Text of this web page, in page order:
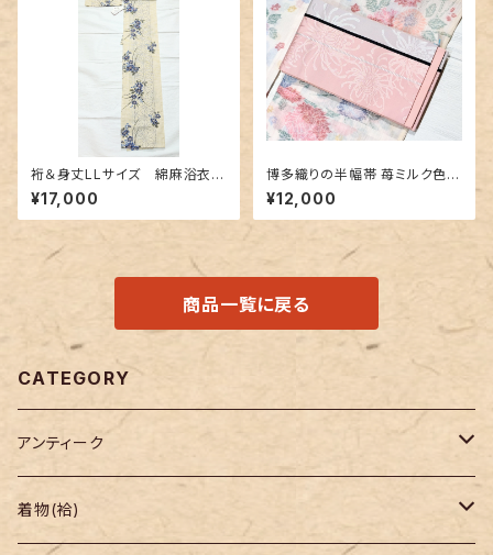
裄＆身丈LLサイズ 綿麻浴衣
クレマチスと麻の葉柄
¥17,000
博多織りの半幅帯 苺ミルク色に
乱菊地紋
¥12,000
商品一覧に戻る
CATEGORY
アンティーク
着物
着物(袷)